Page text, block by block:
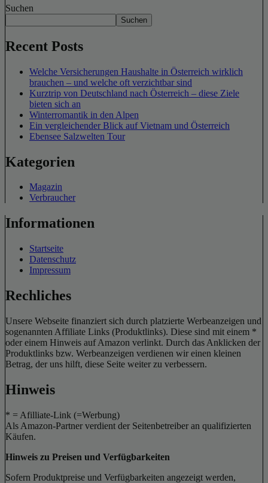
Suchen
Suchen
Recent Posts
Welche Versicherungen Haushalte in Österreich wirklich
brauchen – und welche oft verzichtbar sind
Kurztrip von Deutschland nach Österreich – diese Ziele
bieten sich an
Winterromantik in den Alpen
Ein vergleichender Blick auf Vietnam und Österreich
Ebensee Salzwelten Tour
Kategorien
Magazin
Verbraucher
Informationen
Startseite
Datenschutz
Impressum
Rechliches
Unsere Webseite finanziert sich durch platzierte Werbeanzeigen und
sogenannten Affiliate Links (Produktlinks). Diese sind mit einem *
oder einem Hinweis auf Amazon verlinkt. Durch das Anklicken der
Produktlinks bzw. Werbeanzeigen verdienen wir einen kleinen
Betrag, der uns hilft, diese Seite weiter zu verbessern.
Hinweis
* = Afilliate-Link (=Werbung)
Als Amazon-Partner verdient der Seitenbetreiber an qualifizierten
Käufen.
Hinweis zu Preisen und Verfügbarkeiten
Sofern Produktpreise und Verfügbarkeiten angezeigt werden,